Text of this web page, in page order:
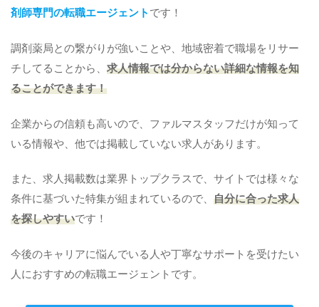
剤師専門の転職エージェント です！
調剤薬局との繋がりが強いことや、地域密着で職場をリサー
チしてることから、 求人情報では分からない詳細な情報を知
ることができます！
企業からの信頼も高いので、ファルマスタッフだけが知って
いる情報や、他では掲載していない求人があります。
また、求人掲載数は業界トップクラスで、サイトでは様々な
条件に基づいた特集が組まれているので、 自分に合った求人
を探しやすいです！
今後のキャリアに悩んでいる人や丁寧なサポートを受けたい
人におすすめの転職エージェントです。